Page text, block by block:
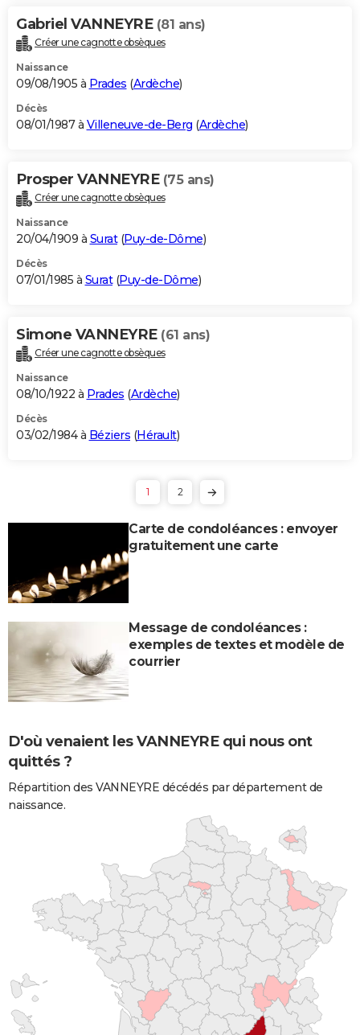
Gabriel VANNEYRE (81 ans)
Créer une cagnotte obsèques
Naissance
09/08/1905 à Prades (Ardèche)
Décès
08/01/1987 à Villeneuve-de-Berg (Ardèche)
Prosper VANNEYRE (75 ans)
Créer une cagnotte obsèques
Naissance
20/04/1909 à Surat(Puy-de-Dôme)
Décès
07/01/1985 à Surat(Puy-de-Dôme)
Simone VANNEYRE (61 ans)
Créer une cagnotte obsèques
Naissance
08/10/1922 à Prades (Ardèche)
Décès
03/02/1984 à Béziers (Hérault)
1 2
Carte de condoléances : envoyer
gratuitement une carte
Message de condoléances :
exemples de textes et modèle de
courrier
D'où venaient les VANNEYRE qui nous ont
quittés ?
Répartition des VANNEYRE décédés par département de
naissance.